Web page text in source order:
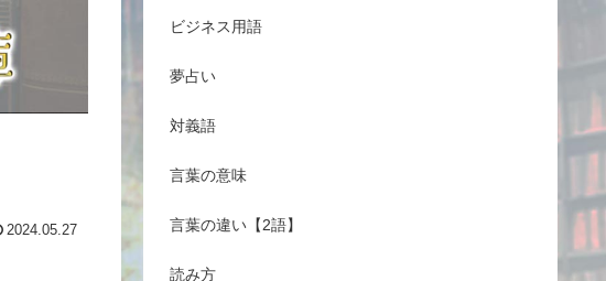
2024.05.27
ビジネス用語
夢占い
対義語
言葉の意味
言葉の違い【2語】
読み方